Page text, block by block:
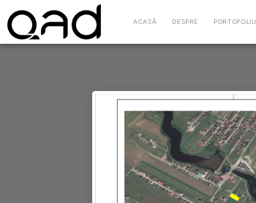
ACASĂ DESPRE PORTOFOLIU